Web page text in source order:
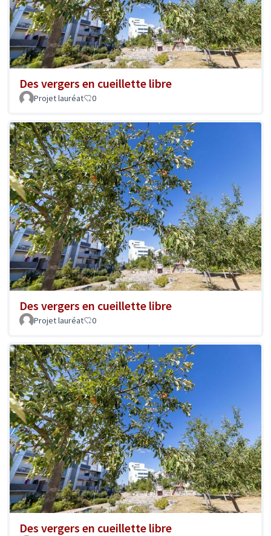
Des vergers en cueillette libre
Projet lauréat 0
Des vergers en cueillette libre
Projet lauréat 0
Des vergers en cueillette libre